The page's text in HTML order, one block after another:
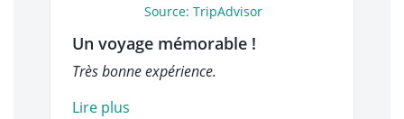
Source: TripAdvisor
Un voyage mémorable !
Très bonne expérience.
Lire plus